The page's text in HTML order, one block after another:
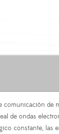
comunicación de
de ondas
constante, las